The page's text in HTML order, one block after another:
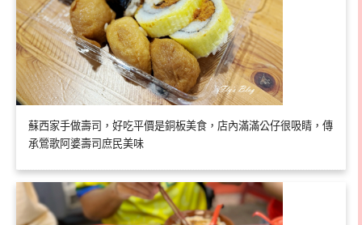
蘇西家手做壽司，好吃平價是銅板美食，店內滿滿公仔很吸睛，傳
承鶯歌阿婆壽司庶民美味